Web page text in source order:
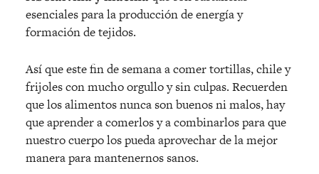
esenciales para la producción de energía y
formación de tejidos.
Así que este fin de semana a comer tortillas, chile y
frijoles con mucho orgullo y sin culpas. Recuerden
que los alimentos nunca son buenos ni malos, hay
que aprender a comerlos y a combinarlos para que
nuestro cuerpo los pueda aprovechar de la mejor
manera para mantenernos sanos.